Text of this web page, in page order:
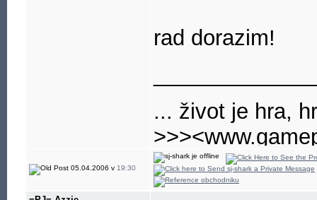
rad dorazim!
... život je hra,
nejlepsi a
05.04.2006 v 19:30